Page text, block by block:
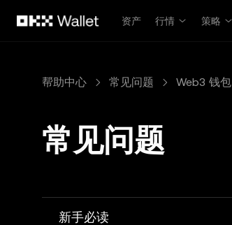
资产
行情 策略
帮助中心 常见问题 Web3 钱包
常见问题
新手必读